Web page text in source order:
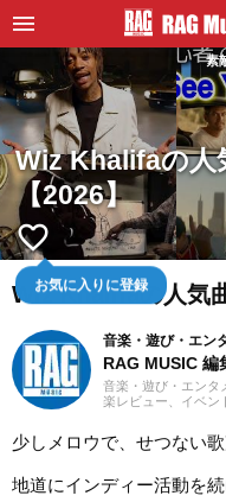
素
Wiz Khalifaの人
【2026】
favorite_border
お気に入りに登録
Wiz Khalifaの人気
音楽・遊び・エン
RAG MUSIC 編
音楽・遊び・エンタ
楽レビュー、イベン
少しメロウで、せつない
地道にインディー活動を